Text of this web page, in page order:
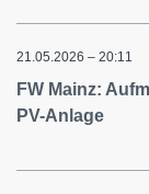
21.05.2026 – 20:11
FW Mainz:
PV-Anlage